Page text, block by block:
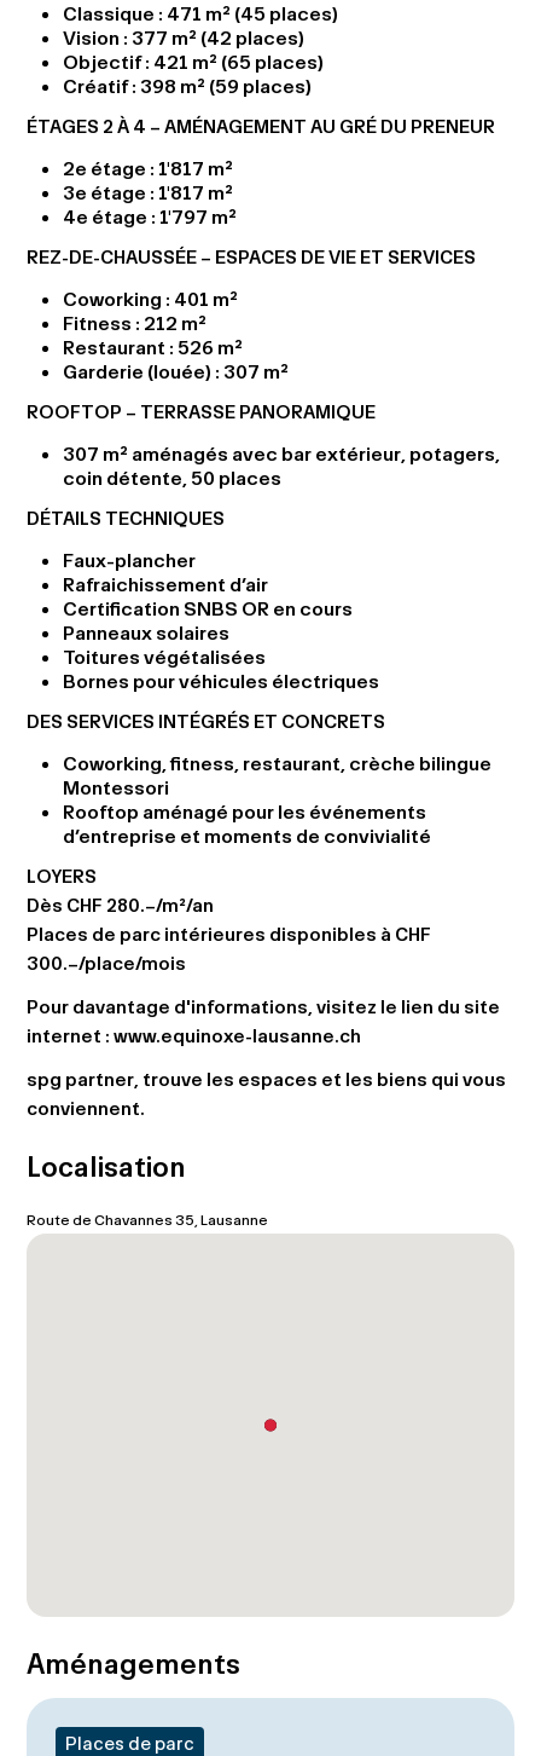
Classique : 471 m² (45 places)
Vision : 377 m² (42 places)
Objectif : 421 m² (65 places)
Créatif : 398 m² (59 places)
ÉTAGES 2 À 4 – AMÉNAGEMENT AU GRÉ DU PRENEUR
2e étage : 1'817 m²
3e étage : 1'817 m²
4e étage : 1'797 m²
REZ-DE-CHAUSSÉE – ESPACES DE VIE ET SERVICES
Coworking : 401 m²
Fitness : 212 m²
Restaurant : 526 m²
Garderie (louée) : 307 m²
ROOFTOP – TERRASSE PANORAMIQUE
307 m² aménagés avec bar extérieur, potagers,
coin détente, 50 places
DÉTAILS TECHNIQUES
Faux-plancher
Rafraichissement d’air
Certification SNBS OR en cours
Panneaux solaires
Toitures végétalisées
Bornes pour véhicules électriques
DES SERVICES INTÉGRÉS ET CONCRETS
Coworking, fitness, restaurant, crèche bilingue
Montessori
Rooftop aménagé pour les événements
d’entreprise et moments de convivialité
LOYERS
Dès CHF 280.–/m²/an
Places de parc intérieures disponibles à CHF
300.–/place/mois
Pour davantage d'informations, visitez le lien du site
internet :www.equinoxe-lausanne.ch
spg partner, trouve les espaces et les biens qui vous
conviennent.
Localisation
Route de Chavannes 35, Lausanne
Aménagements
Places de parc